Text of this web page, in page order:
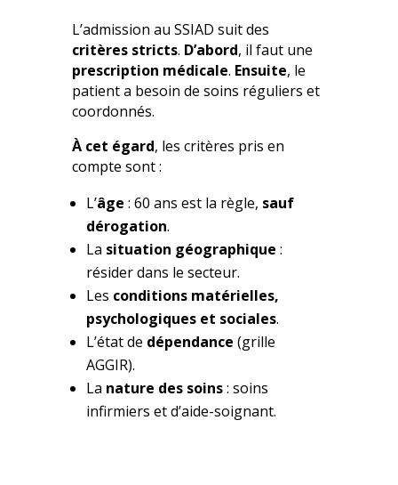
L’admission au SSIAD suit des
critères stricts. D’abord, il faut une
prescription médicale. Ensuite, le
patient a besoin de soins réguliers et
coordonnés.
À cet égard, les critères pris en
compte sont :
L’âge : 60 ans est la règle, sauf
dérogation.
La situation géographique :
résider dans le secteur.
Les conditions matérielles,
psychologiques et sociales.
L’état de dépendance (grille
AGGIR).
La nature des soins: soins
infirmiers et d’aide-soignant.